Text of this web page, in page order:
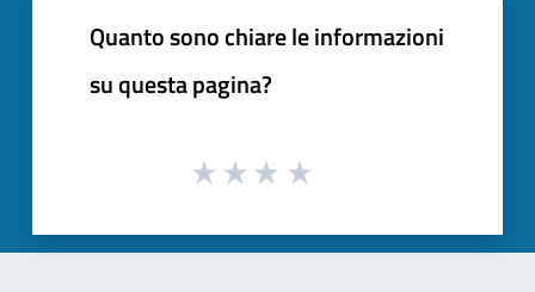
Quanto sono chiare le informazioni
su questa pagina?